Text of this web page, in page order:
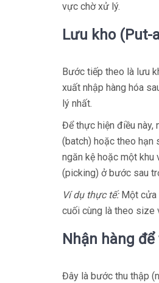
vực chờ xử lý.
Lưu kho (Put-
Bước tiếp theo là lưu
xuất nhập hàng hóa
lý nhất.
Để thực hiện điều này,
(batch) hoặc theo hạn
ngăn kệ hoặc một khu
(picking) ở bước sau
Ví dụ thực tế:Một cửa
cuối cùng là theo size
Nhận hàng
Đây là bước thu thập